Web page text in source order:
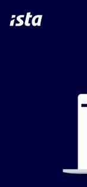
languagechevron_right